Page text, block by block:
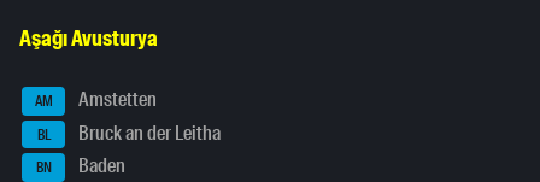
Aşağı Avusturya
AM Amstetten
BL Bruck an der Leitha
BN Baden